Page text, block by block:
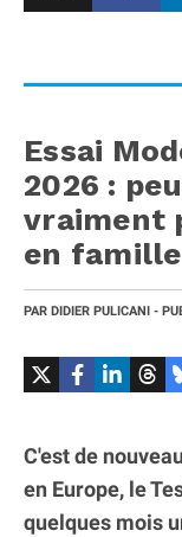
Essai
2026 :
vraiment
en famille
PAR DIDIER PULICANI -
C'est de
en Europe, le
quelques mois